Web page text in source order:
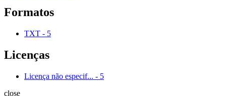
Formatos
TXT - 5
Licenças
Licença não especif... - 5
close